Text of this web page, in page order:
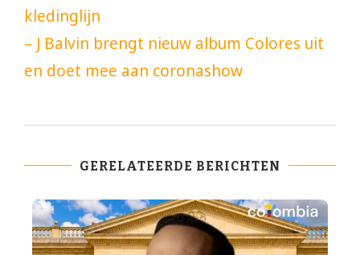
kledinglijn
– J Balvin brengt nieuw album Colores uit
en doet mee aan coronashow
GERELATEERDE BERICHTEN